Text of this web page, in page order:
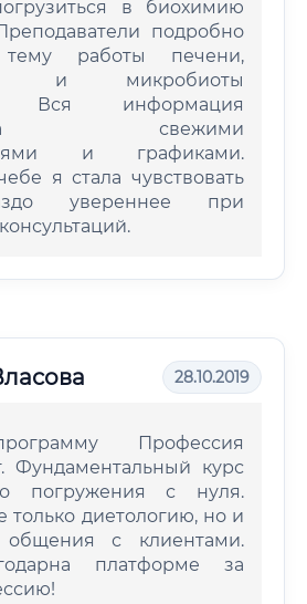
в биохимию
подробно
тему работы печени,
и микробиоты
Вся информация
свежими
и графиками.
я стала чувствовать
увереннее при
28.10.2019
Профессия
Фундаментальный курс
погружения с нуля.
только диетологию, но и
общения с клиентами.
платформе за